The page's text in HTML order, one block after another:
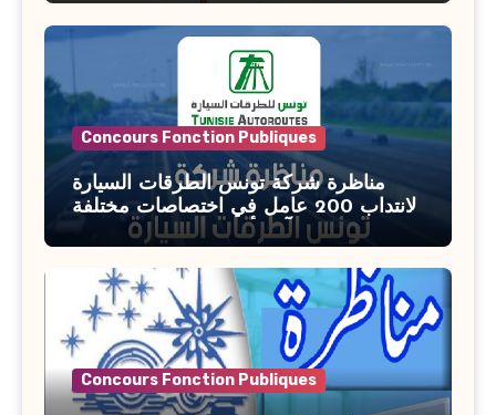
Concours Fonction Publiques
مناظرة شركة تونس الطرقات السيارة
لانتداب 200 عامل في اختصاصات مختلفة
آخر أجل : 21 جويلية 2026
Concours Fonction Publiques